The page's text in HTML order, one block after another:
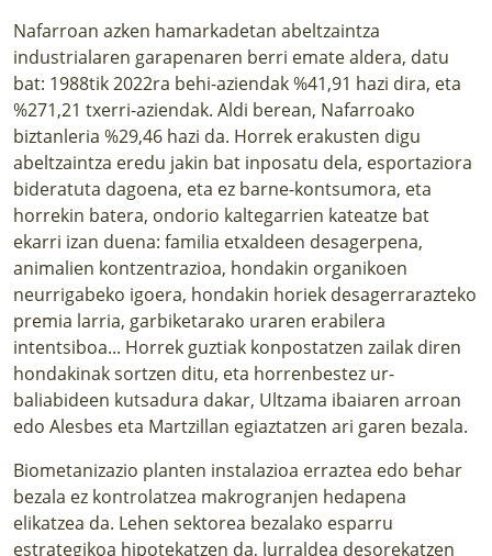
Nafarroan azken hamarkadetan abeltzaintza
industrialaren garapenaren berri emate aldera, datu
bat: 1988tik 2022ra behi-aziendak %41,91 hazi dira, eta
%271,21 txerri-aziendak. Aldi berean, Nafarroako
biztanleria %29,46 hazi da. Horrek erakusten digu
abeltzaintza eredu jakin bat inposatu dela, esportaziora
bideratuta dagoena, eta ez barne-kontsumora, eta
horrekin batera, ondorio kaltegarrien kateatze bat
ekarri izan duena: familia etxaldeen desagerpena,
animalien kontzentrazioa, hondakin organikoen
neurrigabeko igoera, hondakin horiek desagerrarazteko
premia larria, garbiketarako uraren erabilera
intentsiboa... Horrek guztiak konpostatzen zailak diren
hondakinak sortzen ditu, eta horrenbestez ur-
baliabideen kutsadura dakar, Ultzama ibaiaren arroan
edo Alesbes eta Martzillan egiaztatzen ari garen bezala.
Biometanizazio planten instalazioa erraztea edo behar
bezala ez kontrolatzea makrogranjen hedapena
elikatzea da. Lehen sektorea bezalako esparru
estrategikoa hipotekatzen da, lurraldea desorekatzen